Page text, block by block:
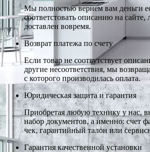
Мы полностью вернем вам деньги
соответстовать описанию на сайте,
доставлен вовремя.
Возврат платежа по счету
Если товар не соотвутствует
другие несоответствия, мы
с которого производилась оплата.
Юридическая защита и гарантия
Приобретая любую технику у нас,
набор документов, а именно: счет
чек, гарантийный талон или
Гарантия качественной установки